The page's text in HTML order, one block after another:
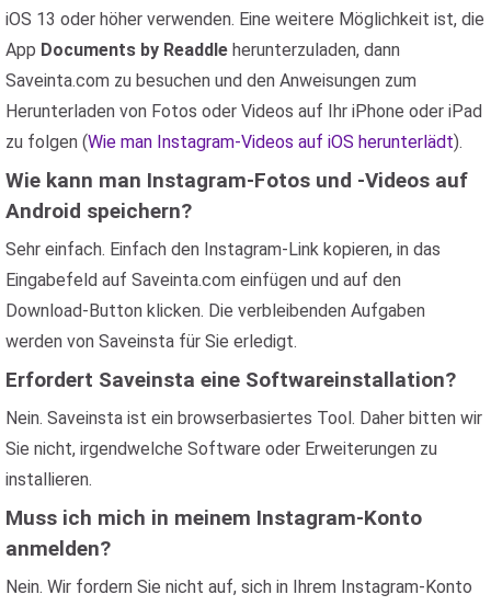
iOS 13 oder höher verwenden. Eine weitere Möglichkeit ist, die
App Documents by Readdle herunterzuladen, dann
Saveinta.com zu besuchen und den Anweisungen zum
Herunterladen von Fotos oder Videos auf Ihr iPhone oder iPad
zu folgen (Wie man Instagram-Videos auf iOS herunterlädt).
Wie kann man Instagram-Fotos und -Videos auf
Android speichern?
Sehr einfach. Einfach den Instagram-Link kopieren, in das
Eingabefeld auf Saveinta.com einfügen und auf den
Download-Button klicken. Die verbleibenden Aufgaben
werden von Saveinsta für Sie erledigt.
Erfordert Saveinsta eine Softwareinstallation?
Nein. Saveinsta ist ein browserbasiertes Tool. Daher bitten wir
Sie nicht, irgendwelche Software oder Erweiterungen zu
installieren.
Muss ich mich in meinem Instagram-Konto
anmelden?
Nein. Wir fordern Sie nicht auf, sich in Ihrem Instagram-Konto